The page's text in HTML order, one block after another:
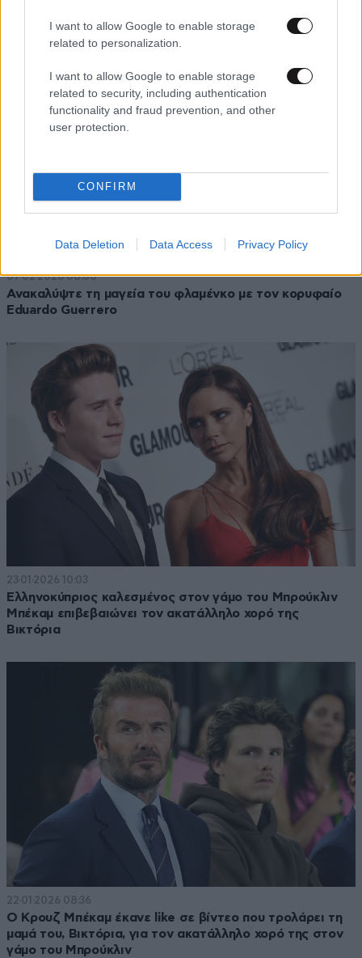
I want to allow Google to enable storage
related to personalization.
I want to allow Google to enable storage
related to security, including authentication
functionality and fraud prevention, and other
user protection.
CONFIRM
Data Deletion Data Access Privacy Policy
07·02·2026 08:00
Ανακαλύψτε τη μαγεία του φλαμένκο με τον κορυφαίο
Eduardo Guerrero
23·01·2026 10:03
Ελληνοκύπριος καλεσμένος στον γάμο του Μπρούκλιν
Μπέκαμ επιβεβαιώνει τον ακατάλληλο χορό της
Βικτόρια
22·01·2026 08:36
Ο Κρουζ Μπέκαμ έκανε like σε βίντεο που τρολάρει τη
μαμά του, Βικτόρια, για τον ακατάλληλο χορό της στον
γάμο του Μπρούκλιν